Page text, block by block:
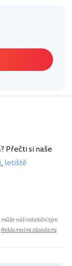
Přečti si naše
, letiště
náš redakční tým
Reklamními zásadami.